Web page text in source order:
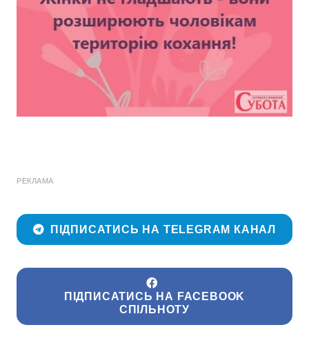
РЕКЛАМА
ПІДПИСАТИСЬ НА TELEGRAM КАНАЛ
ПІДПИСАТИСЬ НА FACEBOOK
СПІЛЬНОТУ